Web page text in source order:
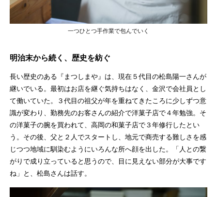
一つひとつ手作業で包んでいく
明治末から続く、歴史を紡ぐ
長い歴史のある『まつしまや』は、現在５代目の松島陽一さんが
継いでいる。最初はお店を継ぐ気持ちはなく、金沢で会社員とし
て働いていた。３代目の祖父が年を重ねてきたころに少しずつ意
識が変わり、勤務先のお客さんの紹介で洋菓子店で４年勉強。そ
の洋菓子の腕を買われて、高岡の和菓子店で３年修行したとい
う。その後、父と２人でスタートし、地元で商売する難しさを感
じつつ地域に馴染むようにいろんな所へ顔を出した。「人との繋
がりで成り立っていると思うので、目に見えない部分が大事です
ね」と、松島さんは話す。